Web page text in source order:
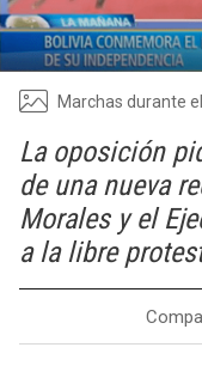
Marchas durante
La oposición
de una nueva
Morales y el
a la libre